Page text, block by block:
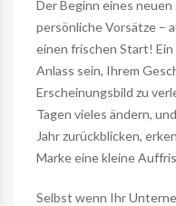
Der Beginn eines
persönliche Vorsätze –
einen frischen Start!
Anlass sein, Ihrem
Erscheinungsbild zu
Tagen vieles ändern,
Jahr zurückblicken,
Marke eine kleine
Selbst wenn Ihr